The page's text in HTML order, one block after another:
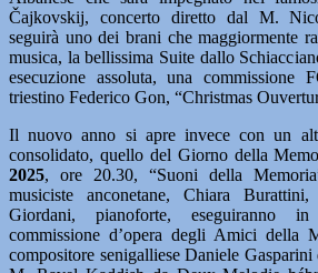
Čajkovskij, concerto diretto dal M.
seguirà uno dei brani che maggiormente
musica, la bellissima Suite dallo
esecuzione assoluta, una commissione
triestino Federico Gon, “Christmas
Il nuovo anno si apre invece con un
consolidato, quello del Giorno della
2025, ore 20.30, “Suoni della
musiciste anconetane, Chiara
Giordani, pianoforte, eseguiranno
commissione d’opera degli Amici della
compositore senigalliese Daniele